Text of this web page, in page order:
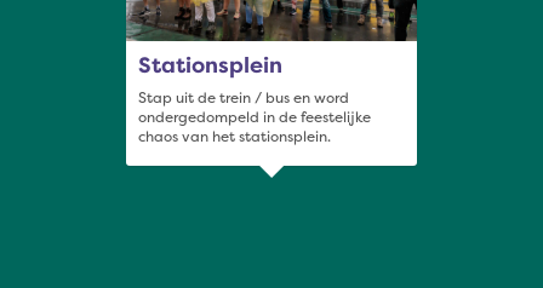
Stationsplein
Stap uit de trein / bus en word
ondergedompeld in de feestelijke
chaos van het stationsplein.